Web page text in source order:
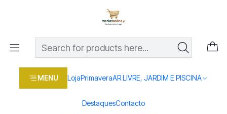
MENU LojaPrimaveraAR LIVRE, JARDIM E PISCINA
DestaquesContacto
Os melhores preços em produtos para casa, jardim e bricolage
Loja Sazonais NATAL FRASCOS METAL PAI NATAL 3PÇS